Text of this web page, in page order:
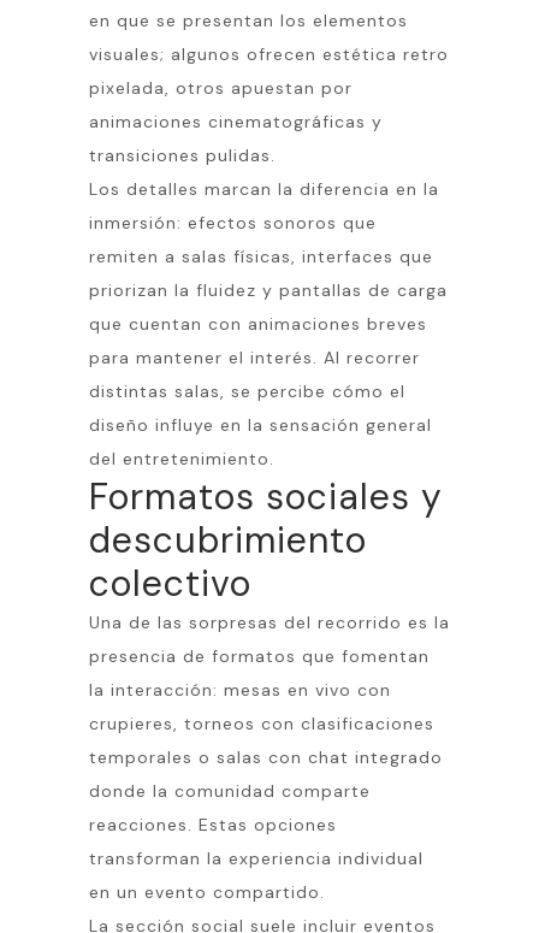
en que se presentan los elementos
visuales; algunos ofrecen estética retro
pixelada, otros apuestan por
animaciones cinematográficas y
transiciones pulidas.
Los detalles marcan la diferencia en la
inmersión: efectos sonoros que
remiten a salas físicas, interfaces que
priorizan la fluidez y pantallas de carga
que cuentan con animaciones breves
para mantener el interés. Al recorrer
distintas salas, se percibe cómo el
diseño influye en la sensación general
del entretenimiento.
Formatos sociales y
descubrimiento
colectivo
Una de las sorpresas del recorrido es la
presencia de formatos que fomentan
la interacción: mesas en vivo con
crupieres, torneos con clasificaciones
temporales o salas con chat integrado
donde la comunidad comparte
reacciones. Estas opciones
transforman la experiencia individual
en un evento compartido.
La sección social suele incluir eventos